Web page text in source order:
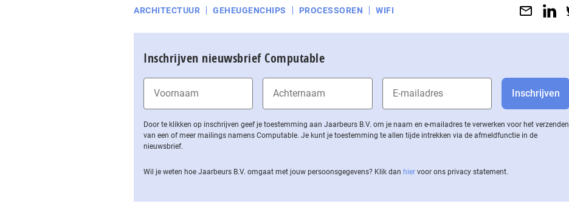
ARCHITECTUUR GEHEUGENCHIPS PROCESSOREN WIFI
Inschrijven nieuwsbrief Computable
Door te klikken op inschrijven geef je toestemming aan Jaarbeurs B.V. om je naam en e-mailadres te verwerken voor het verzenden
van een of meer mailings namens Computable. Je kunt je toestemming te allen tijde intrekken via de af­meld­func­tie in de
nieuwsbrief.
Wil je weten hoe Jaarbeurs B.V. omgaat met jouw per­soons­ge­ge­vens? Klik dan hier voor ons privacy statement.